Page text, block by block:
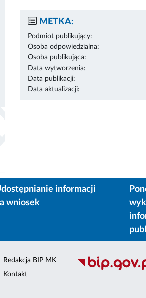
METKA:
Podmiot publikujący:
Osoba odpowiedzialna:
Osoba publikująca:
Data wytworzenia:
Data publikacji:
Data aktualizacji:
informacji
wniosek
Redakcja BIP MK
Kontakt